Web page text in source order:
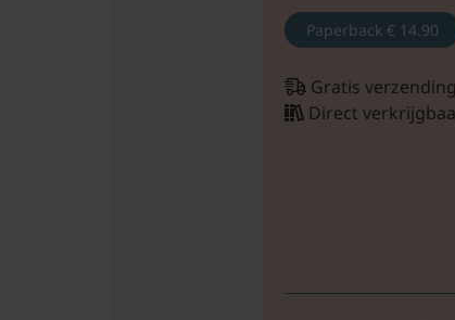
Paperback € 14.90
Gratis verzending
Direct